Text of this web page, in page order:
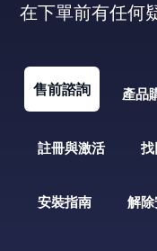
在下單前有任何
售前諮詢 產品
註冊與激活
安裝指南 解